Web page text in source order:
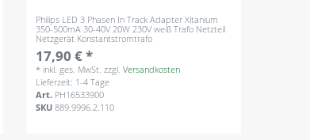
Philips LED 3 Phasen In Track Adapter Xitanium
350-500mA 30-40V 20W 230V weiß Trafo Netzteil
Netzgerät Konstantstromtrafo
17,90 € *
* inkl. ges. MwSt. zzgl.Versandkosten
Lieferzeit: 1-4 Tage
Art. PH16533900
SKU889.9996.2.110